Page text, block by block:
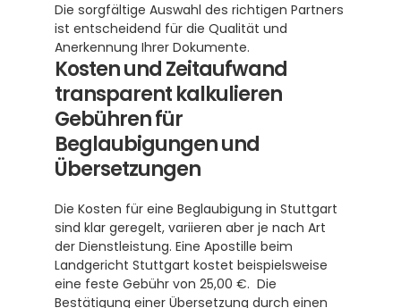
Die sorgfältige Auswahl des richtigen Partners
ist entscheidend für die Qualität und
Anerkennung Ihrer Dokumente.
Kosten und Zeitaufwand
transparent kalkulieren
Gebühren für
Beglaubigungen und
Übersetzungen
Die Kosten für eine Beglaubigung in Stuttgart
sind klar geregelt, variieren aber je nach Art
der Dienstleistung. Eine Apostille beim
Landgericht Stuttgart kostet beispielsweise
eine feste Gebühr von 25,00 €.  Die
Bestätigung einer Übersetzung durch einen